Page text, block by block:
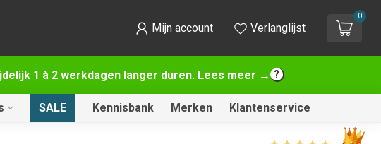
1 à 2 werkdagen langer duren. Lees meer →
Mijn account Verlanglijst
0
SALE Kennisbank Merken Klantenservice